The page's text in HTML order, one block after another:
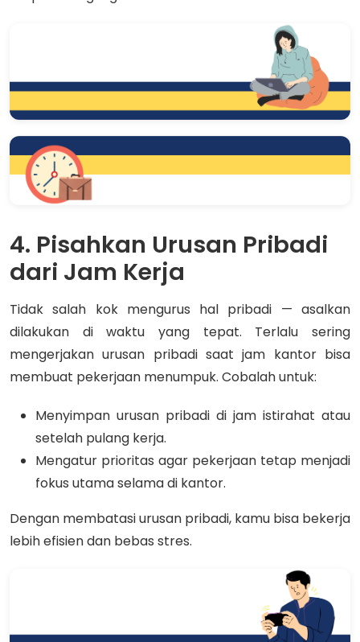
4. Pisahkan Urusan Pribadi
dari Jam Kerja
Tidak salah kok mengurus hal pribadi — asalkan
dilakukan di waktu yang tepat. Terlalu sering
mengerjakan urusan pribadi saat jam kantor bisa
membuat pekerjaan menumpuk. Cobalah untuk:
Menyimpan urusan pribadi di jam istirahat atau
setelah pulang kerja.
Mengatur prioritas agar pekerjaan tetap menjadi
fokus utama selama di kantor.
Dengan membatasi urusan pribadi, kamu bisa bekerja
lebih efisien dan bebas stres.